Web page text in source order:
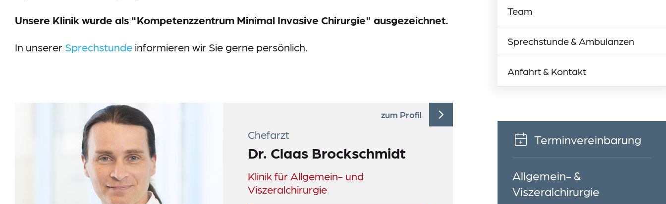
Unsere Klinik wurde als "Kompetenzzentrum Minimal Invasive Chirurgie" ausgezeichnet.
In unserer Sprechstunde informieren wir Sie gerne persönlich.
Chefarzt
Dr. Claas Brockschmidt
Klinik für Allgemein- und
Viszeralchirurgie
zum Profil
Team
Sprechstunde & Ambulanzen
Anfahrt & Kontakt
Terminvereinbarung
Allgemein- &
Viszeralchirurgie